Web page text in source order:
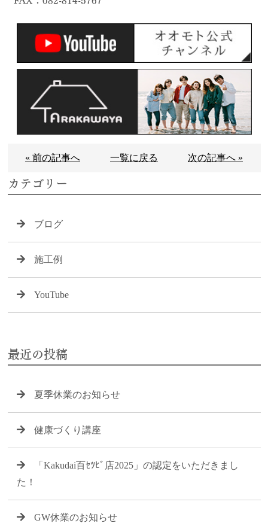
« 前の記事へ 一覧に戻る 次の記事へ »
カテゴリー
ブログ
施工例
YouTube
最近の投稿
夏季休業のお知らせ
健康づくり講座
「Kakudai百ｾﾂﾋﾞ店2025」の認定をいただきまし
た！
GW休業のお知らせ